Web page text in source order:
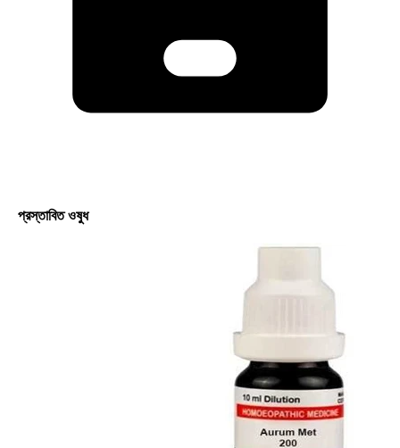
প্রস্তাবিত ওষুধ